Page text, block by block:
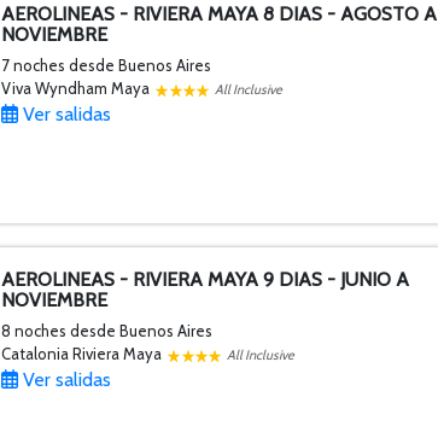
AEROLINEAS - RIVIERA MAYA 8 DIAS - AGOSTO A
NOVIEMBRE
7 noches desde Buenos Aires
Viva Wyndham Maya
All Inclusive
Ver salidas
AEROLINEAS - RIVIERA MAYA 9 DIAS - JUNIO A
NOVIEMBRE
8 noches desde Buenos Aires
Catalonia Riviera Maya
All Inclusive
Ver salidas